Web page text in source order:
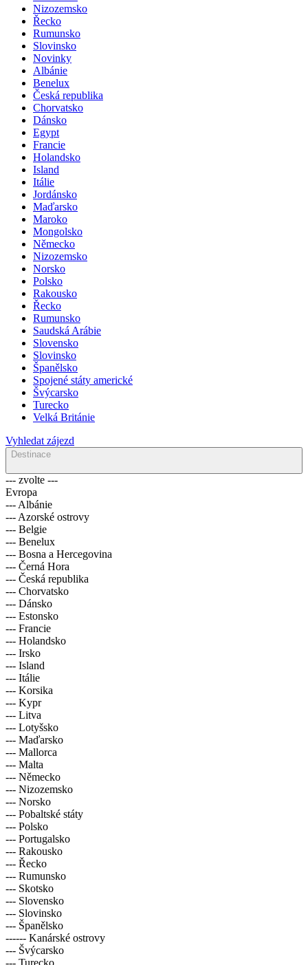
Nizozemsko
Řecko
Rumunsko
Slovinsko
Novinky
Albánie
Benelux
Česká republika
Chorvatsko
Dánsko
Egypt
Francie
Holandsko
Island
Itálie
Jordánsko
Maďarsko
Maroko
Mongolsko
Německo
Nizozemsko
Norsko
Polsko
Rakousko
Řecko
Rumunsko
Saudská Arábie
Slovensko
Slovinsko
Španělsko
Spojené státy americké
Švýcarsko
Turecko
Velká Británie
Vyhledat zájezd
Destinace
--- zvolte ---
Evropa
--- Albánie
--- Azorské ostrovy
--- Belgie
--- Benelux
--- Bosna a Hercegovina
--- Černá Hora
--- Česká republika
--- Chorvatsko
--- Dánsko
--- Estonsko
--- Francie
--- Holandsko
--- Irsko
--- Island
--- Itálie
--- Korsika
--- Kypr
--- Litva
--- Lotyšsko
--- Maďarsko
--- Mallorca
--- Malta
--- Německo
--- Nizozemsko
--- Norsko
--- Pobaltské státy
--- Polsko
--- Portugalsko
--- Rakousko
--- Řecko
--- Rumunsko
--- Skotsko
--- Slovensko
--- Slovinsko
--- Španělsko
------ Kanárské ostrovy
--- Švýcarsko
--- Turecko